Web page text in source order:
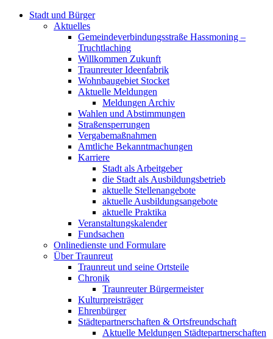
Stadt und Bürger
Aktuelles
Gemeindeverbindungsstraße Hassmoning –
Truchtlaching
Willkommen Zukunft
Traunreuter Ideenfabrik
Wohnbaugebiet Stocket
Aktuelle Meldungen
Meldungen Archiv
Wahlen und Abstimmungen
Straßensperrungen
Vergabemaßnahmen
Amtliche Bekanntmachungen
Karriere
Stadt als Arbeitgeber
die Stadt als Ausbildungsbetrieb
aktuelle Stellenangebote
aktuelle Ausbildungsangebote
aktuelle Praktika
Veranstaltungskalender
Fundsachen
Onlinedienste und Formulare
Über Traunreut
Traunreut und seine Ortsteile
Chronik
Traunreuter Bürgermeister
Kulturpreisträger
Ehrenbürger
Städtepartnerschaften & Ortsfreundschaft
Aktuelle Meldungen Städtepartnerschaften